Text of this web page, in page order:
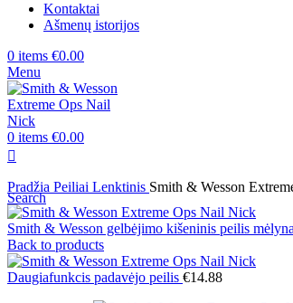
Kontaktai
Ašmenų istorijos
0 items €0.00
Menu
0 items €0.00
Search
Pradžia Peiliai Lenktinis Smith & Wesson
Smith & Wesson gelbėjimo kišeninis peilis
Back to products
Daugiafunkcis padavėjo peilis €14.88